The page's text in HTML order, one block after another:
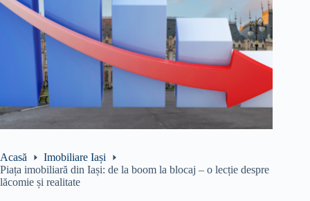
Acasă
Imobiliare Iași
​Piața imobiliară din Iași: de la boom la blocaj – o lecție despre
lăcomie și realitate​